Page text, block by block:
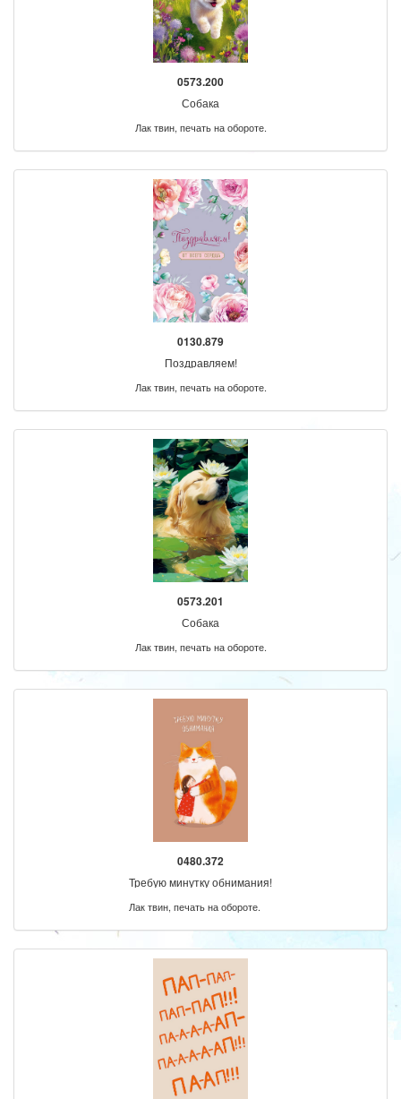
0573.200
Собака
Лак твин, печать на обороте.
0130.879
Поздравляем!
Лак твин, печать на обороте.
0573.201
Собака
Лак твин, печать на обороте.
0480.372
Требую минутку обнимания!
Лак твин, печать на обороте.